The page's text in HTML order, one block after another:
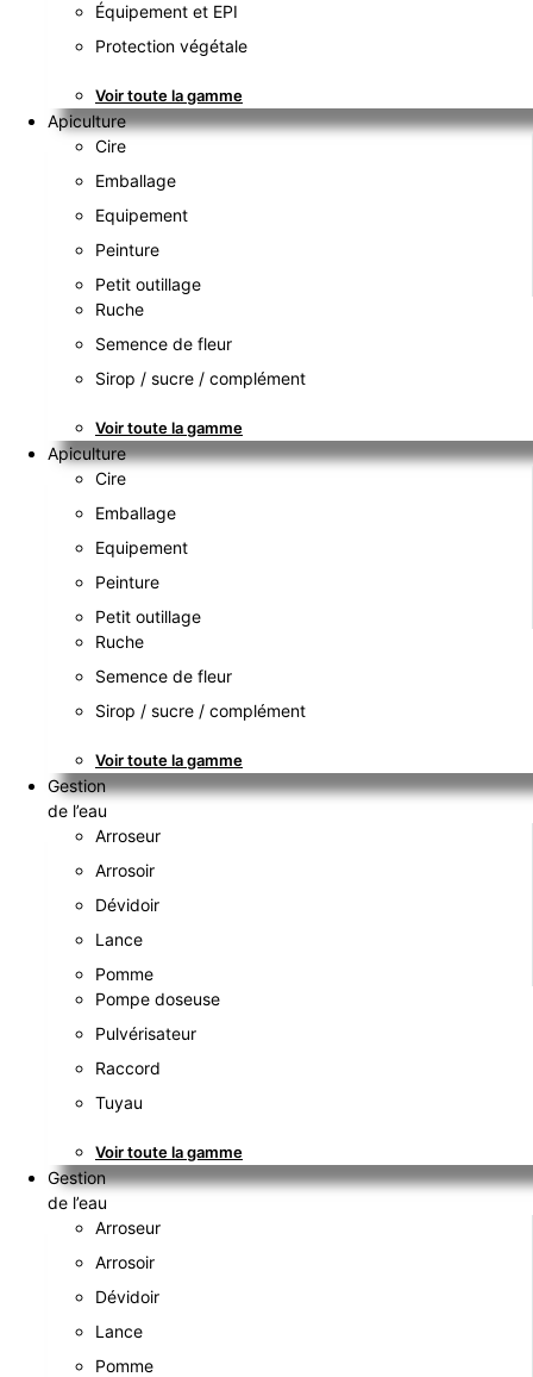
Équipement et EPI
Protection végétale
Voir toute la gamme
Apiculture
Cire
Emballage
Equipement
Peinture
Petit outillage
Ruche
Semence de fleur
Sirop / sucre / complément
Voir toute la gamme
Apiculture
Cire
Emballage
Equipement
Peinture
Petit outillage
Ruche
Semence de fleur
Sirop / sucre / complément
Voir toute la gamme
Gestion
de l’eau
Arroseur
Arrosoir
Dévidoir
Lance
Pomme
Pompe doseuse
Pulvérisateur
Raccord
Tuyau
Voir toute la gamme
Gestion
de l’eau
Arroseur
Arrosoir
Dévidoir
Lance
Pomme